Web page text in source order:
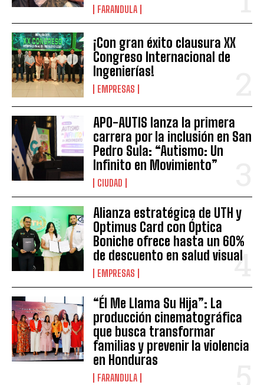
FARANDULA
¡Con gran éxito clausura XX
Congreso Internacional de
Ingenierías!
EMPRESAS
APO-AUTIS lanza la primera
carrera por la inclusión en San
Pedro Sula: “Autismo: Un
Infinito en Movimiento”
CIUDAD
Alianza estratégica de UTH y
Optimus Card con Óptica
Boniche ofrece hasta un 60%
de descuento en salud visual
EMPRESAS
“Él Me Llama Su Hija”: La
producción cinematográfica
que busca transformar
familias y prevenir la violencia
en Honduras
FARANDULA